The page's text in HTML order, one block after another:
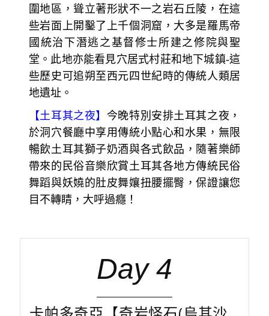
圍地區，聳立著形狀不一之岩石丘陵，在這
些岩面上開鑿了上千個洞窟，大多是羅馬帝
國統治下潛逃之基督修士所建之修院與聖
堂。此地亦能看見穴居式村莊和地下城鎮-這
些歷史可追朔至西元四世紀時的傳統人類居
地遺址。
【土耳其之夜】 今晚特別安排土耳其之夜，
於洞穴餐廳中享用傳統小點心和水果，無限
暢飲土耳其獅子奶酒與各式飲品，隨著樂師
帶來的民俗音樂欣賞土耳其各地方傳統民俗
舞蹈與妖嬈的肚皮舞孃扭腰擺臀，保證讓您
目不轉睛，大呼過癮！
Day 4